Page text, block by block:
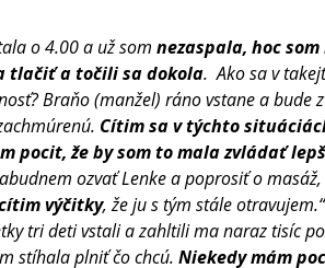
o 4.00 a už som nezaspala, hoc
tlačiť a točili sa dokola.  Ako sa v
Braňo (manžel) ráno vstane a bude
Cítim sa v týchto
pocit, že by som to mala zvládať
ozvať Lenke a poprosiť o
výčitky, že ju s tým stále otravujem.“
tri deti vstali a zahltili ma naraz tisíc
stíhala plniť čo chcú. Niekedy mám